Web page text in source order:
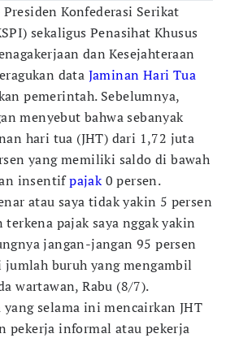
Presiden Konfederasi Serikat
sekaligus Penasihat Khusus
dan Kesejahteraan
data Jaminan Hari Tua
pemerintah. Sebelumnya,
menyebut bahwa sebanyak
hari tua (JHT) dari 1,72 juta
yang memiliki saldo di bawah
insentifpajak0 persen.
atau saya tidak yakin 5 persen
terkena pajak saya nggak yakin
jangan-jangan 95 persen
buruh yang mengambil
wartawan, Rabu (8/7).
selama ini mencairkan JHT
pekerja informal atau pekerja